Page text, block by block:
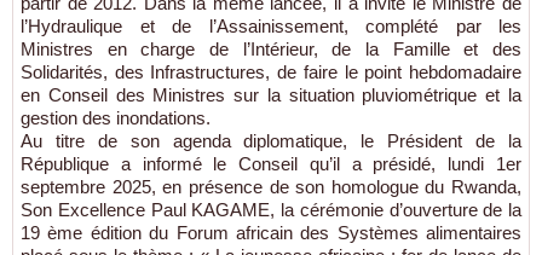
l’Hydraulique et de l’Assainissement, complété par les
Ministres en charge de l’Intérieur, de la Famille et des
Solidarités, des Infrastructures, de faire le point hebdomadaire
en Conseil des Ministres sur la situation pluviométrique et la
gestion des inondations.
Au titre de son agenda diplomatique, le Président de la
République a informé le Conseil qu’il a présidé, lundi 1er
septembre 2025, en présence de son homologue du Rwanda,
Son Excellence Paul KAGAME, la cérémonie d’ouverture de la
19 ème édition du Forum africain des Systèmes alimentaires